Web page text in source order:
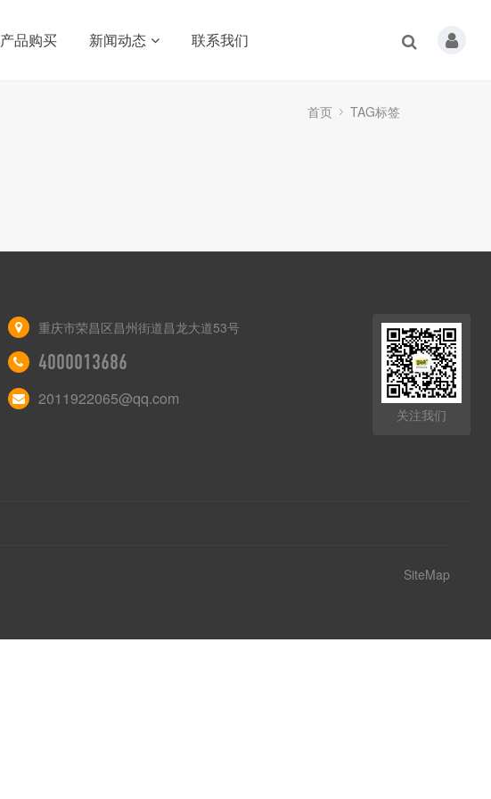
产品购买 新闻动态 联系我们
首页 TAG标签
重庆市荣昌区昌州街道昌龙大道53号
4000013686
2011922065@qq.com
关注我们
SiteMap